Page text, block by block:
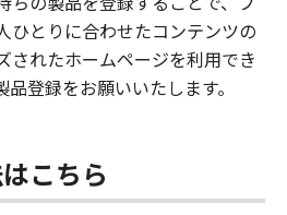
ひとりに合わせたコンテンツの
されたホームページを利用でき
登録をお願いいたします。
こちら